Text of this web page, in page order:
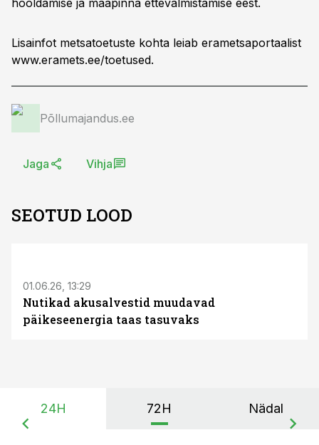
hooldamise ja maapinna ettevalmistamise eest.
Lisainfot metsatoetuste kohta leiab erametsaportaalist
www.eramets.ee/toetused.
Põllumajandus.ee
Jaga Vihja
SEOTUD LOOD
01.06.26, 13:29
Nutikad akusalvestid muudavad
päikeseenergia taas tasuvaks
24H 72H Nädal